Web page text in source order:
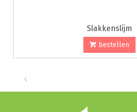
Slakkenslijm
bestellen